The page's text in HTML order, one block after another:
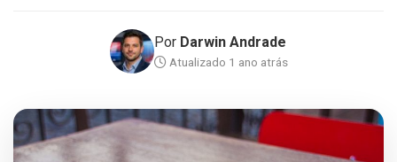
Por Darwin Andrade
Atualizado 1 ano atrás